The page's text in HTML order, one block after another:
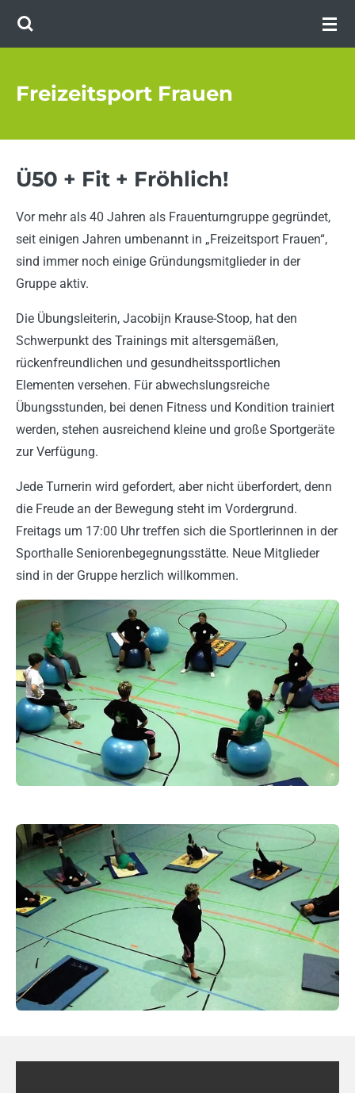
Zum
Freizeitsport Frauen
Ü50 + Fit + Fröhlich!
Vor mehr als 40 Jahren als Frauenturngruppe gegründet,
seit einigen Jahren umbenannt in „Freizeitsport Frauen“,
sind immer noch einige Gründungsmitglieder in der
Gruppe aktiv.
Die Übungsleiterin, Jacobijn Krause-Stoop, hat den
Schwerpunkt des Trainings mit altersgemäßen,
rückenfreundlichen und gesundheitssportlichen
Elementen versehen. Für abwechslungsreiche
Übungsstunden, bei denen Fitness und Kondition trainiert
werden, stehen ausreichend kleine und große Sportgeräte
zur Verfügung.
Jede Turnerin wird gefordert, aber nicht überfordert, denn
die Freude an der Bewegung steht im Vordergrund.
Freitags um 17:00 Uhr treffen sich die Sportlerinnen in der
Sporthalle Seniorenbegegnungsstätte. Neue Mitglieder
sind in der Gruppe herzlich willkommen.